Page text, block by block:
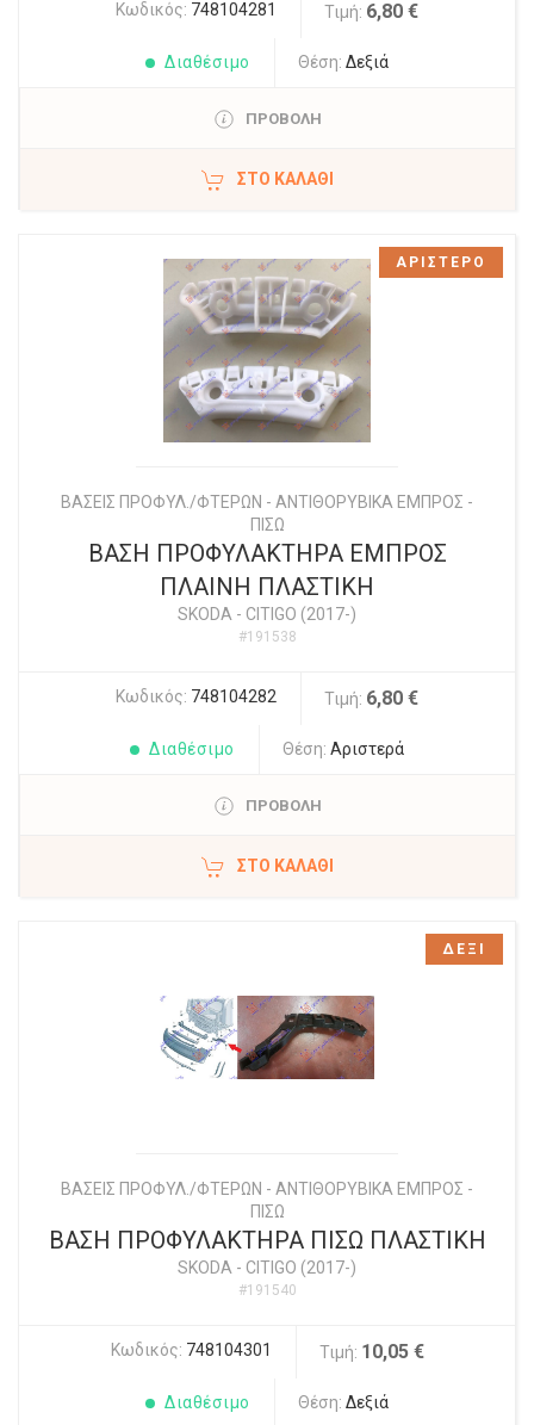
Κωδικός: 748104281 Τιμή: 6,80 €
Διαθέσιμο Θέση: Δεξιά
ΠΡΟΒΟΛΗ
ΣΤΟ ΚΑΛΆΘΙ
ΒΑΣΕΙΣ ΠΡΟΦΥΛ./ΦΤΕΡΩΝ - ΑΝΤΙΘΟΡΥΒΙΚΑ ΕΜΠΡΟΣ -
ΠΙΣΩ
ΒΑΣΗ ΠΡΟΦΥΛΑΚΤΗΡΑ ΕΜΠΡΟΣ
ΠΛΑΙΝΗ ΠΛΑΣΤΙΚΗ
SKODA - CITIGO (2017-)
#191538
Κωδικός: 748104282 Τιμή: 6,80 €
Διαθέσιμο Θέση: Αριστερά
ΠΡΟΒΟΛΗ
ΣΤΟ ΚΑΛΆΘΙ
ΑΡΙΣΤΕΡΟ
ΒΑΣΕΙΣ ΠΡΟΦΥΛ./ΦΤΕΡΩΝ - ΑΝΤΙΘΟΡΥΒΙΚΑ ΕΜΠΡΟΣ -
ΠΙΣΩ
ΒΑΣΗ ΠΡΟΦΥΛΑΚΤΗΡΑ ΠΙΣΩ ΠΛΑΣΤΙΚΗ
SKODA - CITIGO (2017-)
#191540
Κωδικός: 748104301 Τιμή: 10,05 €
Διαθέσιμο Θέση: Δεξιά
ΔΕΞΙ